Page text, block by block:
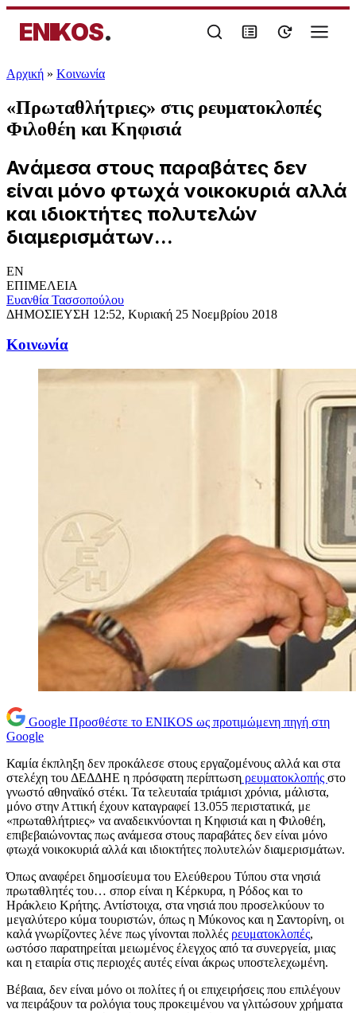
ENIKOS.
Αρχική » Κοινωνία
«Πρωταθλήτριες» στις ρευματοκλοπές
Φιλοθέη και Κηφισιά
Ανάμεσα στους παραβάτες δεν
είναι μόνο φτωχά νοικοκυριά αλλά
και ιδιοκτήτες πολυτελών
διαμερισμάτων...
EN
ΕΠΙΜΕΛΕΙΑ
Ευανθία Τασσοπούλου
ΔΗΜΟΣΙΕΥΣΗ 12:52, Κυριακή 25 Νοεμβρίου 2018
Κοινωνία
Google Προσθέστε το ENIKOS ως προτιμώμενη πηγή στη
Google
Καμία έκπληξη δεν προκάλεσε στους εργαζομένους αλλά και στα
στελέχη του ΔΕΔΔΗΕ η πρόσφατη περίπτωση ρευματοκλοπής στο
γνωστό αθηναϊκό στέκι. Τα τελευταία τριάμισι χρόνια, μάλιστα,
μόνο στην Αττική έχουν καταγραφεί 13.055 περιστατικά, με
«πρωταθλήτριες» να αναδεικνύονται η Κηφισιά και η Φιλοθέη,
επιβεβαιώνοντας πως ανάμεσα στους παραβάτες δεν είναι μόνο
φτωχά νοικοκυριά αλλά και ιδιοκτήτες πολυτελών διαμερισμάτων.
Όπως αναφέρει δημοσίευμα του Ελεύθερου Τύπου στα νησιά
πρωταθλητές του… σπορ είναι η Κέρκυρα, η Ρόδος και το
Ηράκλειο Κρήτης. Αντίστοιχα, στα νησιά που προσελκύουν το
μεγαλύτερο κύμα τουριστών, όπως η Μύκονος και η Σαντορίνη, οι
καλά γνωρίζοντες λένε πως γίνονται πολλές ρευματοκλοπές,
ωστόσο παρατηρείται μειωμένος έλεγχος από τα συνεργεία, μιας
και η εταιρία στις περιοχές αυτές είναι άκρως υποστελεχωμένη.
Βέβαια, δεν είναι μόνο οι πολίτες ή οι επιχειρήσεις που επιλέγουν
να πειράξουν τα ρολόγια τους προκειμένου να γλιτώσουν χρήματα